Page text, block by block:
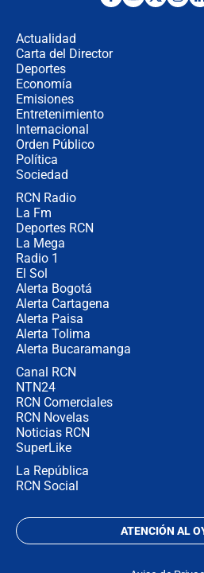
Actualidad
Carta del Director
Deportes
Economía
Emisiones
Entretenimiento
Internacional
Orden Público
Política
Sociedad
RCN Radio
La Fm
Deportes RCN
La Mega
Radio 1
El Sol
Alerta Bogotá
Alerta Cartagena
Alerta Paisa
Alerta Tolima
Alerta Bucaramanga
Canal RCN
NTN24
RCN Comerciales
RCN Novelas
Noticias RCN
SuperLike
La República
RCN Social
ATENCIÓN AL